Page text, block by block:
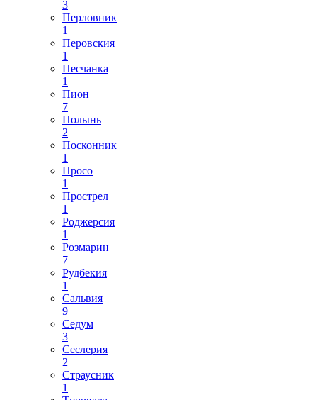
3
Перловник
1
Перовския
1
Песчанка
1
Пион
7
Полынь
2
Посконник
1
Просо
1
Прострел
1
Роджерсия
1
Розмарин
7
Рудбекия
1
Сальвия
9
Седум
3
Сеслерия
2
Страусник
1